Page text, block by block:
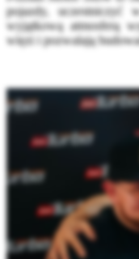
pojazdy, uczestniczyć
wyjątkową atmosferą
więzi i pozwalają